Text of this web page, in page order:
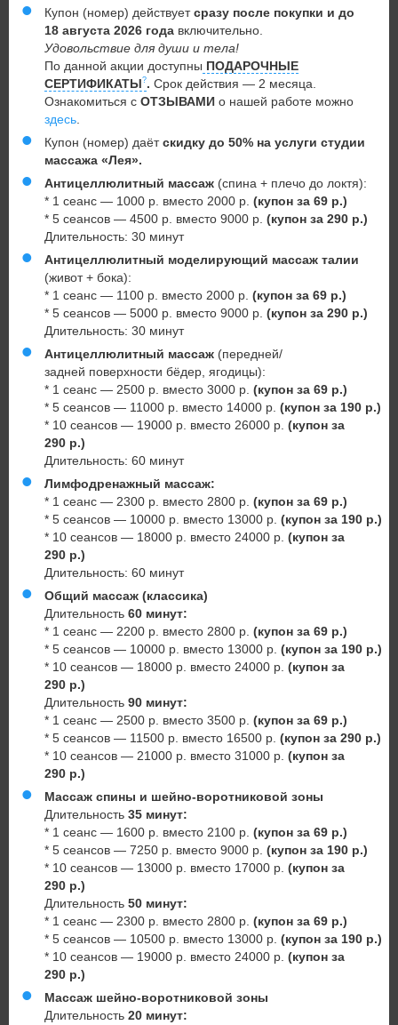
Купон (номер) действуетсразу после покупки и до
18 августа 2026 года включительно.
Удовольствие для души и тела!
По данной акции доступны ПОДАРОЧНЫЕ
СЕРТИФИКАТЫ . Срок действия — 2 месяца.
Ознакомиться с ОТЗЫВАМИ о нашей работе можно
здесь.
Купон (номер) даётскидку до 50% на услуги студии
массажа «Лея».
Антицеллюлитный массаж (спина + плечо до локтя):
* 1 сеанс — 1000 р. вместо 2000 р. (купон за 69 р.)
* 5 сеансов — 4500 р. вместо 9000 р. (купон за 290 р.)
Длительность: 30 минут
Антицеллюлитный моделирующий массаж талии
(живот + бока):
* 1 сеанс — 1100 р. вместо 2000 р. (купон за 69 р.)
* 5 сеансов — 5000 р. вместо 9000 р. (купон за 290 р.)
Длительность: 30 минут
Антицеллюлитный массаж (передней/
задней поверхности бёдер, ягодицы):
* 1 сеанс — 2500 р. вместо 3000 р. (купон за 69 р.)
* 5 сеансов — 11000 р. вместо 14000 р. (купон за 190 р.)
* 10 сеансов — 19000 р. вместо 26000 р. (купон за
290 р.)
Длительность: 60 минут
Лимфодренажный массаж:
* 1 сеанс — 2300 р. вместо 2800 р. (купон за 69 р.)
* 5 сеансов — 10000 р. вместо 13000 р. (купон за 190 р.)
* 10 сеансов — 18000 р. вместо 24000 р. (купон за
290 р.)
Длительность: 60 минут
Общий массаж (классика)
Длительность 60 минут:
* 1 сеанс — 2200 р. вместо 2800 р. (купон за 69 р.)
* 5 сеансов — 10000 р. вместо 13000 р. (купон за 190 р.)
* 10 сеансов — 18000 р. вместо 24000 р. (купон за
290 р.)
Длительность 90 минут:
* 1 сеанс — 2500 р. вместо 3500 р. (купон за 69 р.)
* 5 сеансов — 11500 р. вместо 16500 р. (купон за 290 р.)
* 10 сеансов — 21000 р. вместо 31000 р. (купон за
290 р.)
Массаж спины и шейно-воротниковой зоны
Длительность 35 минут:
* 1 сеанс — 1600 р. вместо 2100 р. (купон за 69 р.)
* 5 сеансов — 7250 р. вместо 9000 р. (купон за 190 р.)
* 10 сеансов — 13000 р. вместо 17000 р. (купон за
290 р.)
Длительность 50 минут:
* 1 сеанс — 2300 р. вместо 2800 р. (купон за 69 р.)
* 5 сеансов — 10500 р. вместо 13000 р. (купон за 190 р.)
* 10 сеансов — 19000 р. вместо 24000 р. (купон за
290 р.)
Массаж шейно-воротниковой зоны
Длительность 20 минут: